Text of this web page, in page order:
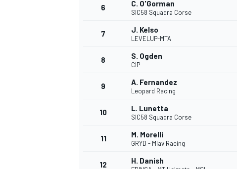
6 C. O'Gorman
SIC58 Squadra Corse
7 J. Kelso
LEVELUP-MTA
8 S. Ogden
CIP
9 A. Fernandez
Leopard Racing
10 L. Lunetta
SIC58 Squadra Corse
11 M. Morelli
GRYD - Mlav Racing
12 H. Danish